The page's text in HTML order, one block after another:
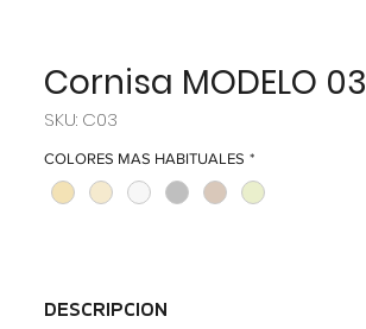
Cornisa MODELO 03
SKU: C03
COLORES MAS HABITUALES *
DESCRIPCION